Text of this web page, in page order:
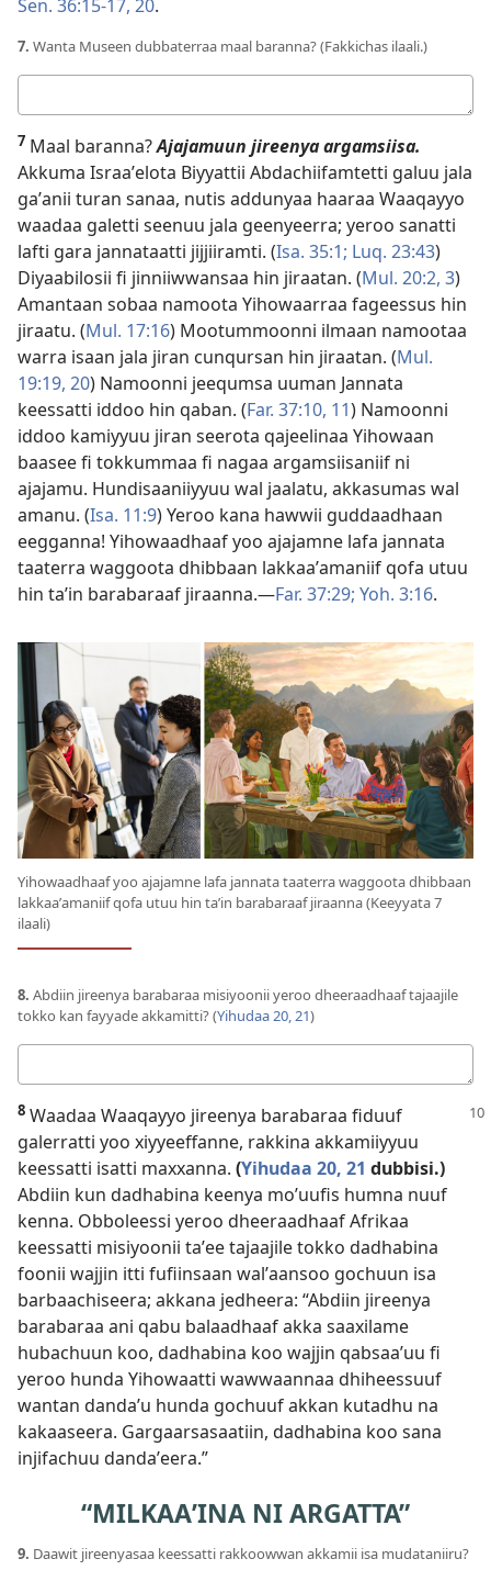
Sen. 36:15-17, 20.
7. Wanta Museen dubbaterraa maal baranna? (Fakkichas ilaali.)
kee
7 Maal baranna?Ajajamuun jireenya argamsiisa.
Akkuma Israaʼelota Biyyattii Abdachiifamtetti galuu jala
gaʼanii turan sanaa, nutis addunyaa haaraa Waaqayyo
waadaa galetti seenuu jala geenyeerra; yeroo sanatti
lafti gara jannataatti jijjiiramti. (Isa. 35:1; Luq. 23:43)
Diyaabilosii fi jinniiwwansaa hin jiraatan. (Mul. 20:2, 3)
Amantaan sobaa namoota Yihowaarraa fageessus hin
jiraatu. (Mul. 17:16) Mootummoonni ilmaan namootaa
warra isaan jala jiran cunqursan hin jiraatan. (Mul.
19:19, 20) Namoonni jeequmsa uuman Jannata
keessatti iddoo hin qaban. (Far. 37:10, 11) Namoonni
iddoo kamiyyuu jiran seerota qajeelinaa Yihowaan
baasee fi tokkummaa fi nagaa argamsiisaniif ni
ajajamu. Hundisaaniiyyuu wal jaalatu, akkasumas wal
amanu. (Isa. 11:9) Yeroo kana hawwii guddaadhaan
eegganna! Yihowaadhaaf yoo ajajamne lafa jannata
taaterra waggoota dhibbaan lakkaaʼamaniif qofa utuu
hin taʼin barabaraaf jiraanna.—Far. 37:29; Yoh. 3:16.
Yihowaadhaaf yoo ajajamne lafa jannata taaterra waggoota dhibbaan
lakkaaʼamaniif qofa utuu hin taʼin barabaraaf jiraanna (Keeyyata 7
ilaali)
8. Abdiin jireenya barabaraa misiyoonii yeroo dheeraadhaaf tajaajile
tokko kan fayyade akkamitti? (Yihudaa 20, 21)
kee
8 Waadaa Waaqayyo jireenya barabaraa fiduuf
galerratti yoo xiyyeeffanne, rakkina akkamiiyyuu
keessatti isatti maxxanna. (Yihudaa 20, 21 dubbisi.)
Abdiin kun dadhabina keenya moʼuufis humna nuuf
kenna. Obboleessi yeroo dheeraadhaaf Afrikaa
keessatti misiyoonii taʼee tajaajile tokko dadhabina
foonii wajjin itti fufiinsaan walʼaansoo gochuun isa
barbaachiseera; akkana jedheera: “Abdiin jireenya
barabaraa ani qabu balaadhaaf akka saaxilame
hubachuun koo, dadhabina koo wajjin qabsaaʼuu fi
yeroo hunda Yihowaatti wawwaannaa dhiheessuuf
wantan dandaʼu hunda gochuuf akkan kutadhu na
kakaaseera. Gargaarsasaatiin, dadhabina koo sana
injifachuu dandaʼeera.”
“MILKAAʼINA NI ARGATTA”
9. Daawit jireenyasaa keessatti rakkoowwan akkamii isa mudataniiru?